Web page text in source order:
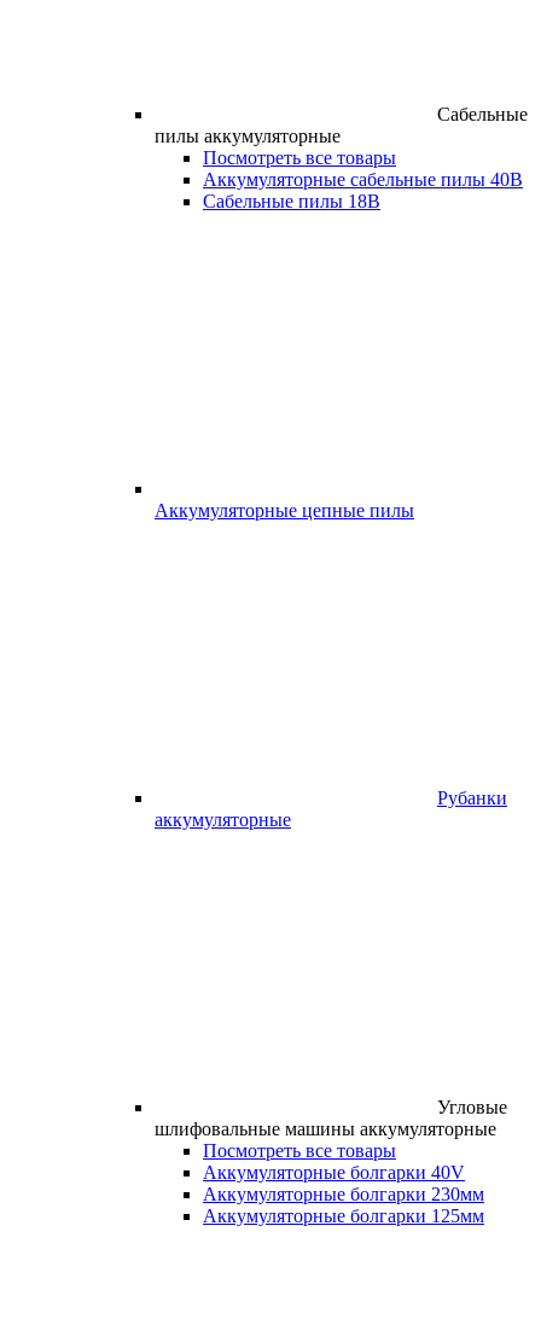
Сабельные
пилы аккумуляторные
Посмотреть все товары
Аккумуляторные сабельные пилы 40В
Сабельные пилы 18В
Аккумуляторные цепные пилы
Рубанки
аккумуляторные
Угловые
шлифовальные машины аккумуляторные
Посмотреть все товары
Аккумуляторные болгарки 40V
Аккумуляторные болгарки 230мм
Аккумуляторные болгарки 125мм